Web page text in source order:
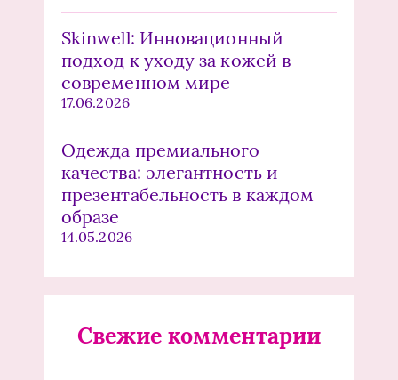
Skinwell: Инновационный
подход к уходу за кожей в
современном мире
17.06.2026
Одежда премиального
качества: элегантность и
презентабельность в каждом
образе
14.05.2026
Свежие комментарии